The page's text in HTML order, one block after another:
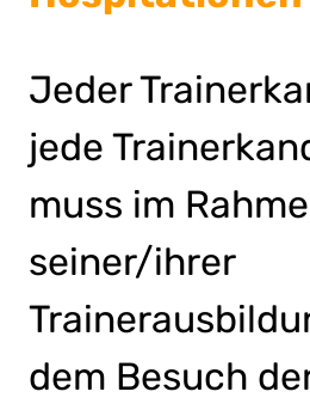
Jeder
jede
muss im
seiner/ihrer
dem Besuch